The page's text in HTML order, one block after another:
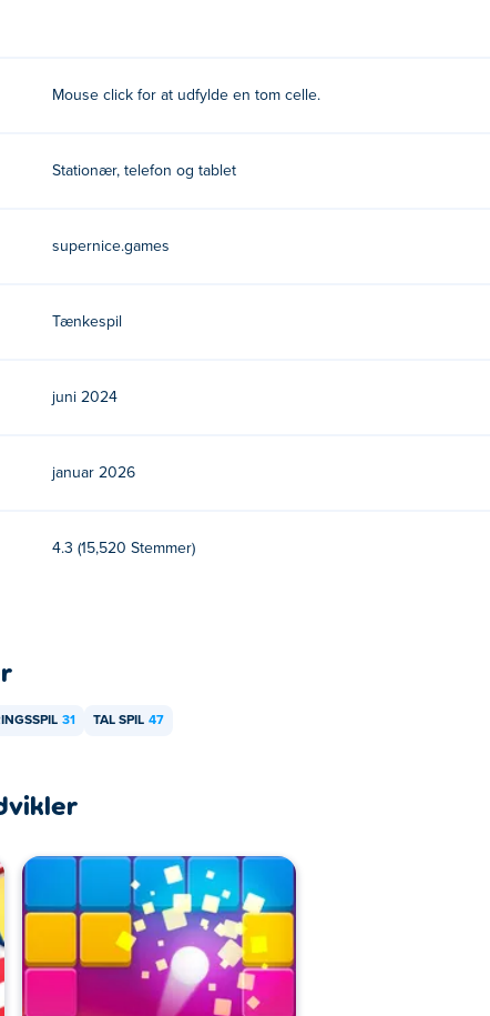
tomme celle!
Calendar gratis?
på mobile enheder og desktop?
computer og mobile enheder som telefoner og tablets.
Mouse click for at udfylde en tom celle.
Stationær, telefon og tablet
supernice.games
Tænkespil
juni 2024
januar 2026
4.3 (15,520 Stemmer)
31 TAL SPIL 47